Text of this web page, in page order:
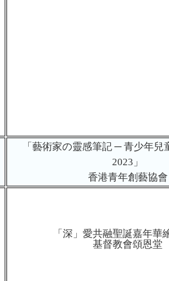
「藝術家の靈感筆記 ─ 青少年兒
2023 」
香港青年創藝協會
「深」愛共融聖誕嘉年華
基督教會頌恩堂